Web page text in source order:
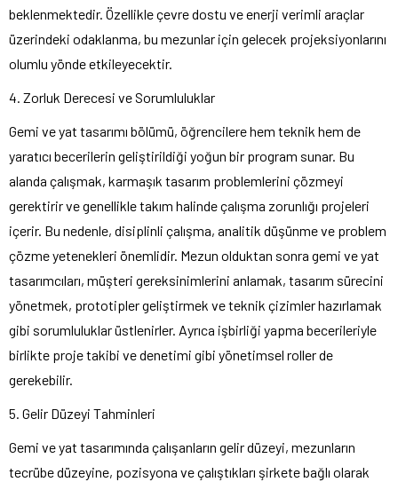
beklenmektedir. Özellikle çevre dostu ve enerji verimli araçlar
üzerindeki odaklanma, bu mezunlar için gelecek projeksiyonlarını
olumlu yönde etkileyecektir.
4. Zorluk Derecesi ve Sorumluluklar
Gemi ve yat tasarımı bölümü, öğrencilere hem teknik hem de
yaratıcı becerilerin geliştirildiği yoğun bir program sunar. Bu
alanda çalışmak, karmaşık tasarım problemlerini çözmeyi
gerektirir ve genellikle takım halinde çalışma zorunlığı projeleri
içerir. Bu nedenle, disiplinli çalışma, analitik düşünme ve problem
çözme yetenekleri önemlidir. Mezun olduktan sonra gemi ve yat
tasarımcıları, müşteri gereksinimlerini anlamak, tasarım sürecini
yönetmek, prototipler geliştirmek ve teknik çizimler hazırlamak
gibi sorumluluklar üstlenirler. Ayrıca işbirliği yapma becerileriyle
birlikte proje takibi ve denetimi gibi yönetimsel roller de
gerekebilir.
5. Gelir Düzeyi Tahminleri
Gemi ve yat tasarımında çalışanların gelir düzeyi, mezunların
tecrübe düzeyine, pozisyona ve çalıştıkları şirkete bağlı olarak